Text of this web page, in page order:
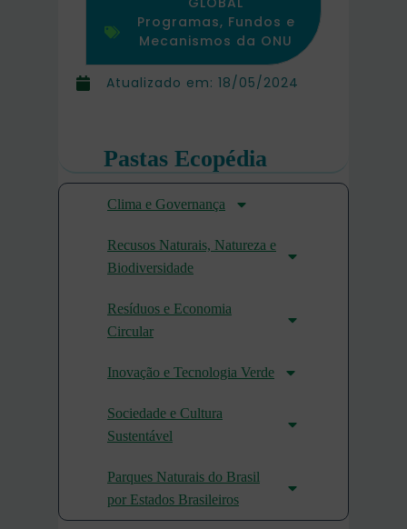
Atualizado em: 18/05/2024
Programas, Fundos e
Mecanismos da ONU
Pastas Ecopédia
Clima e Governança
Recusos Naturais, Natureza e
Biodiversidade
Resíduos e Economia
Circular
Inovação e Tecnologia Verde
Sociedade e Cultura
Sustentável
Parques Naturais do Brasil
por Estados Brasileiros